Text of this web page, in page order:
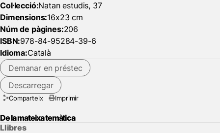
Col·lecció:Natan estudis, 37
Dimensions:16x23 cm
Núm de pàgines:206
ISBN:978-84-95284-39-6
Idioma:Català
Demanar en préstec
Descarregar
Comparteix Imprimir
De la mateixa temàtica
Llibres